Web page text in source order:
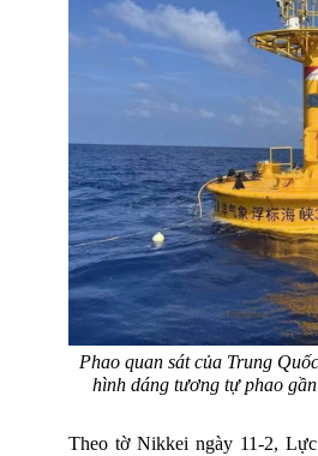
Phao quan sát của Trung
hình dáng tương tự phao
Theo tờ Nikkei ngày 11-2,